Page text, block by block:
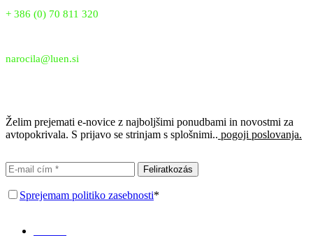
+ 386 (0) 70 811 320
narocila@luen.si
Želim prejemati e-novice z najboljšimi ponudbami in novostmi za
avtopokrivala. S prijavo se strinjam s splošnimi.. pogoji poslovanja.
Feliratkozás
Sprejemam politiko zasebnosti*